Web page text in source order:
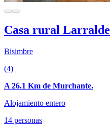
Casa rural Larralde
Bisimbre
(4)
A 26.1 Km de Murchante.
Alojamiento entero
14 personas